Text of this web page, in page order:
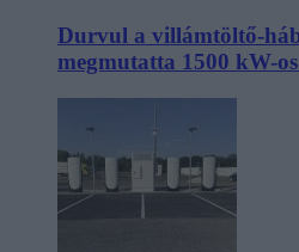
Durvul a villámtöltő-
megmutatta 1500 kW-